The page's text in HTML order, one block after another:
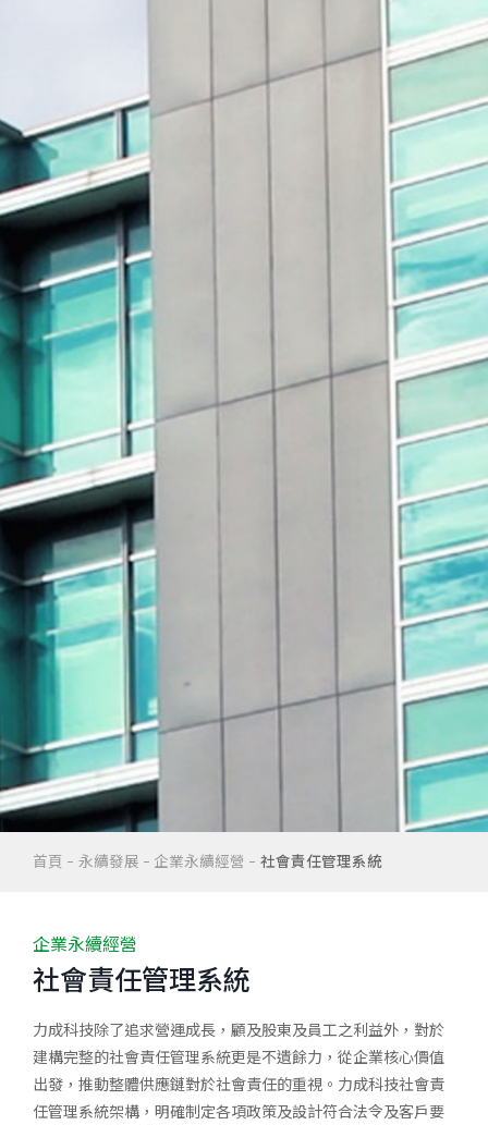
首頁 永續發展 企業永續經營 社會責任管理系統
企業永續經營
社會責任管理系統
力成科技除了追求營運成長，顧及股東及員工之利益外，對於
建構完整的社會責任管理系統更是不遺餘力，從企業核心價值
出發，推動整體供應鏈對於社會責任的重視。力成科技社會責
任管理系統架構，明確制定各項政策及設計符合法令及客戶要